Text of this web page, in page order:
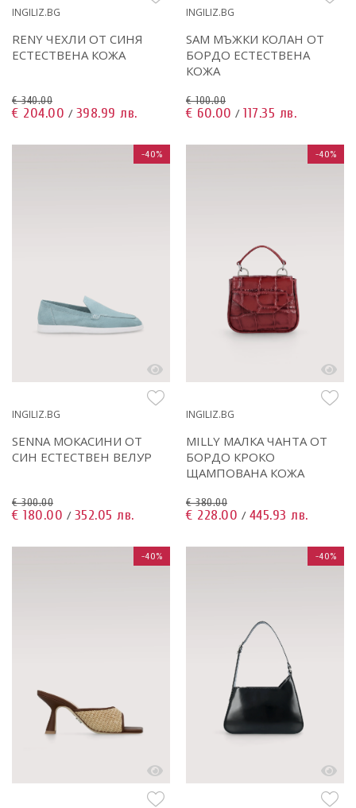
INGILIZ.BG
RENY ЧЕХЛИ ОТ СИНЯ
ЕСТЕСТВЕНА КОЖА
€ 340.00
€ 204.00 / 398.99 лв.
INGILIZ.BG
SAM МЪЖКИ КОЛАН ОТ
БОРДО ЕСТЕСТВЕНА
КОЖА
€ 100.00
€ 60.00 / 117.35 лв.
-40%
INGILIZ.BG
SENNA МОКАСИНИ ОТ
СИН ЕСТЕСТВЕН ВЕЛУР
€ 300.00
€ 180.00 / 352.05 лв.
-40%
INGILIZ.BG
MILLY МАЛКА ЧАНТА ОТ
БОРДО КРОКО
ЩАМПОВАНА КОЖА
€ 380.00
€ 228.00 / 445.93 лв.
-40% -40%